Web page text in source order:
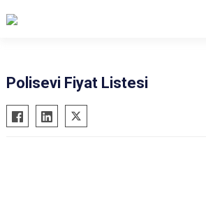
Polisevi Fiyat Listesi